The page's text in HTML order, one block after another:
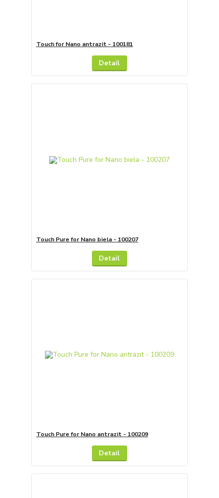
Touch for Nano antrazit - 100181
Detail
Touch Pure for Nano biela - 100207
Detail
Touch Pure for Nano antrazit - 100209
Detail